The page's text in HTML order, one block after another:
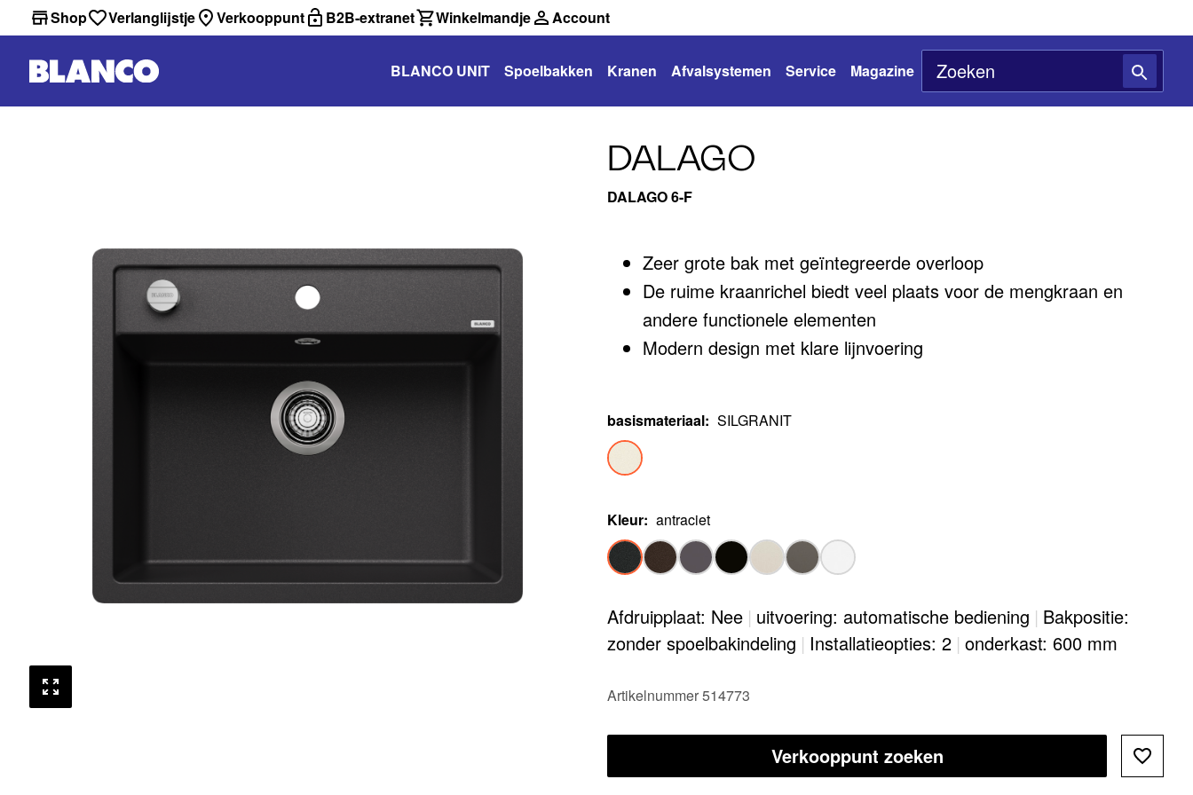
Shop Verlanglijstje Verkooppunt B2B-extranet Winkelmandje Account
BLANCO UNIT Spoelbakken Kranen Afvalsystemen Service Magazine
DALAGO
DALAGO 6-F
Zeer grote bak met geïntegreerde overloop
De ruime kraanrichel biedt veel plaats voor de mengkraan en
andere functionele elementen
Modern design met klare lijnvoering
basismateriaal: SILGRANIT
Kleur: antraciet
Afdruipplaat: Nee | uitvoering: automatische bediening | Bakpositie:
zonder spoelbakindeling | Installatieopties: 2 | onderkast: 600 mm
Artikelnummer 514773
Verkooppunt zoeken